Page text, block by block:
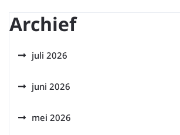
Archief
juli 2026
juni 2026
mei 2026